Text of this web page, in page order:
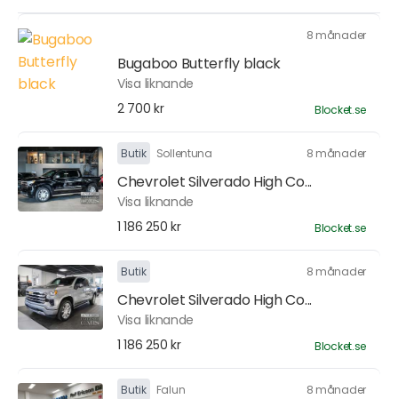
8 månader
Bugaboo Butterfly black
Visa liknande
2 700 kr
Blocket.se
Butik Sollentuna 8 månader
Chevrolet Silverado High Co...
Visa liknande
1 186 250 kr
Blocket.se
Butik 8 månader
Chevrolet Silverado High Co...
Visa liknande
1 186 250 kr
Blocket.se
Butik Falun 8 månader